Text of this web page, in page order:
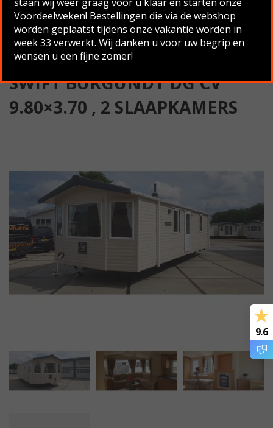
slaapkamers
Terug naar overzicht
SWIFT BURGUNDY DG CV
9.80×3.70 , 2 SLAAPKAMERS
Voordeelweken! Bestellingen die via de webshop
worden geplaatst tijdens onze vakantie worden in
week 33 verwerkt. Wij danken u voor uw begrip en
wensen u een fijne zomer!
9.6